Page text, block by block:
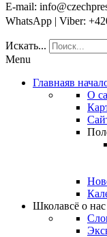
E-mail:
WhatsApp | Viber:
Искать...
Menu
Главнаяв
О
Школавсё о нас